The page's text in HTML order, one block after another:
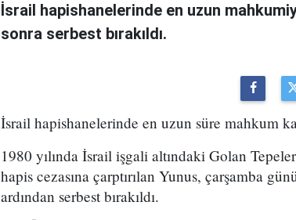
İsrail hapishanelerinde en uzun
sonra serbest bırakıldı.
İsrail hapishanelerinde en uzun süre mahkum
1980 yılında İsrail işgali altındaki Golan
hapis cezasına çarptırılan Yunus, çarşamba
ardından serbest bırakıldı.